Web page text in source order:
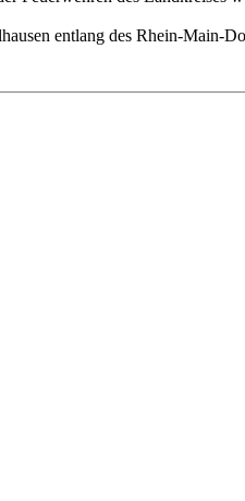
entlang des Rhein-Main-